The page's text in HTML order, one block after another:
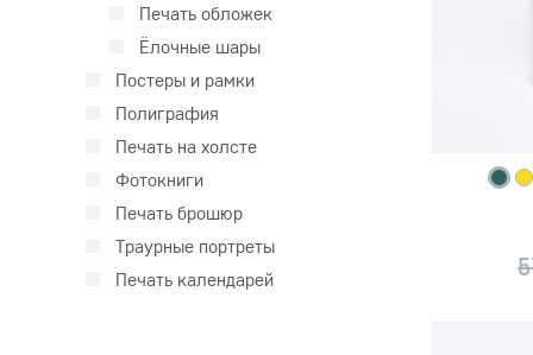
Печать обложек
Ёлочные шары
Постеры и рамки
Полиграфия
Печать на холсте
Фотокниги
Печать брошюр
Траурные портреты
Печать календарей